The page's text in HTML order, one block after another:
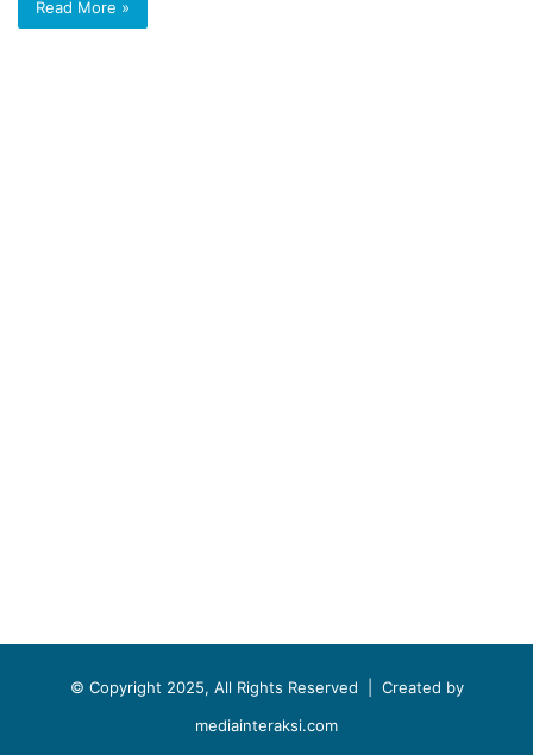
Read More »
© Copyright 2025, All Rights Reserved | Created by
mediainteraksi.com